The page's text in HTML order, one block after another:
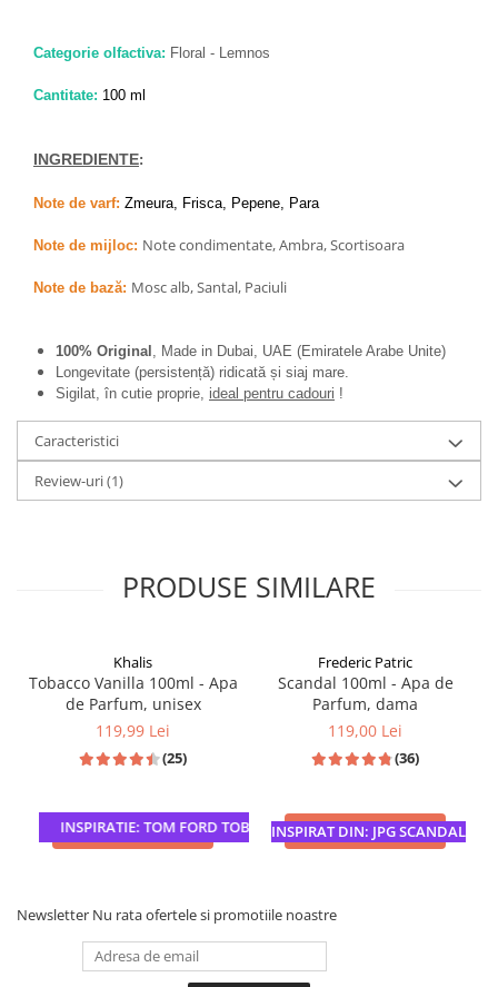
Categorie olfactiva: Floral - Lemnos
Cantitate: 100 ml
INGREDIENTE:
Note de varf: Zmeura, Frisca, Pepene, Para
Note de mijloc: Note condimentate, Ambra, Scortisoara
Note de bază: Mosc alb, Santal, Paciuli
100% Original , Made in Dubai, UAE (Emiratele Arabe Unite)
Longevitate (persistență) ridicată și siaj mare.
Sigilat, în cutie proprie, ideal pentru cadouri !
Caracteristici
Review-uri(1)
PRODUSE SIMILARE
INSPIRATIE: TOM FORD TOBACCO VANILLE
Khalis
Tobacco Vanilla 100ml - Apa
de Parfum, unisex
119,99 Lei
(25)
ADAUGA IN COS INSPIRAT DIN: JPG SCANDAL
Frederic Patric
Scandal 100ml - Apa de
Parfum, dama
119,00 Lei
(36)
ADAUGA IN COS
Newsletter Nu rata ofertele si promotiile noastre